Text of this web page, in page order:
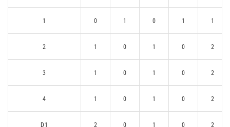
1 0 1 0 1 1
2 1 0 1 0 2
3 1 0 1 0 2
4 1 0 1 0 2
D1 2 0 1 0 2